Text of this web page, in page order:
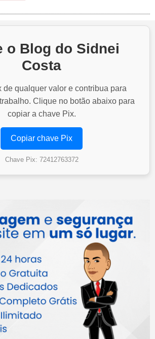
o Blog do Sidnei
Costa
de qualquer valor e contribua para
Clique no botão abaixo para
copiar a chave Pix.
Copiar chave Pix
Chave Pix: 72412763372